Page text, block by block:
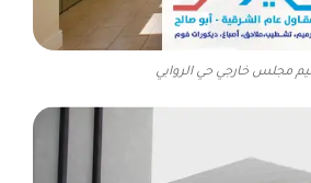
مجلس خارجي حي الروابي